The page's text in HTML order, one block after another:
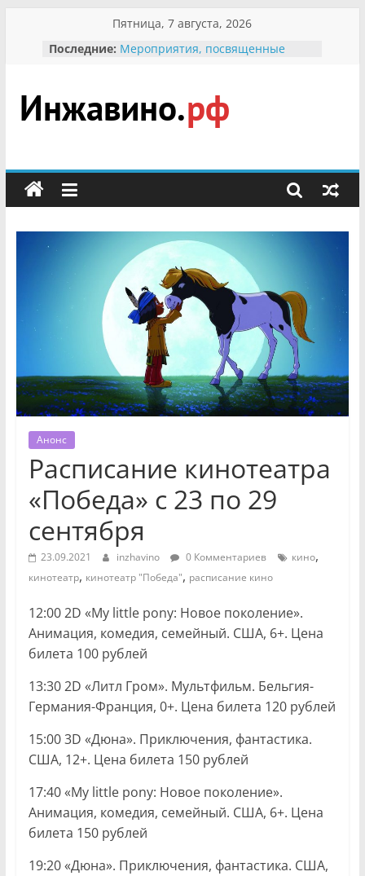
содержимому
Пятница, 7 августа, 2026
Последние: Мероприятия, посвященные
гражданин Инжавинского округа»
участнице Великой
Отечественной, фронтовичке
Безопасность в сети Интернет
мероприятии «Сохраним
первоцветы!»
В вольере Воронинского
заповедника родились крапчатые
суслики
Инжавино.рф
сельский
портал
Анонс
Расписание кинотеатра
«Победа» с 23 по 29
сентября
23.09.2021 inzhavino 0 Комментариев кино,
кинотеатр, кинотеатр "Победа", расписание кино
12:00 2D «My little pony: Новое поколение».
Анимация, комедия, семейный. США, 6+. Цена
билета 100 рублей
13:30 2D «Литл Гром». Мультфильм. Бельгия-
Германия-Франция, 0+. Цена билета 120 рублей
15:00 3D «Дюна». Приключения, фантастика.
США, 12+. Цена билета 150 рублей
17:40 «My little pony: Новое поколение».
Анимация, комедия, семейный. США, 6+. Цена
билета 150 рублей
19:20 «Дюна». Приключения, фантастика. США,